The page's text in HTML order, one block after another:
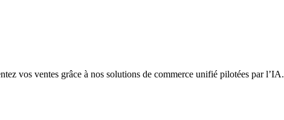
vos ventes grâce à nos solutions de commerce unifié pilotées par l’IA.